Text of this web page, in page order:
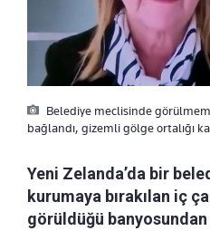
Belediye meclisinde
bağlandı, gizemli gölge ortalığı
Yeni Zelanda’da bir
kurumaya bırakılan iç
görüldüğü banyosundan